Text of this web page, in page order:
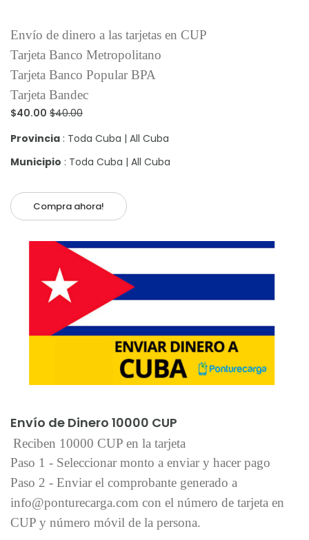
Envío de dinero a las tarjetas en CUP
Tarjeta Banco Metropolitano
Tarjeta Banco Popular BPA
Tarjeta Bandec
$40.00 $40.00
Provincia : Toda Cuba | All Cuba
Municipio : Toda Cuba | All Cuba
Compra ahora!
Envío de Dinero 10000 CUP
Reciben 10000 CUP en la tarjeta
Paso 1 - Seleccionar monto a enviar y hacer pago
Paso 2 - Enviar el comprobante generado a
info@ponturecarga.com con el número de tarjeta en
CUP y número móvil de la persona.